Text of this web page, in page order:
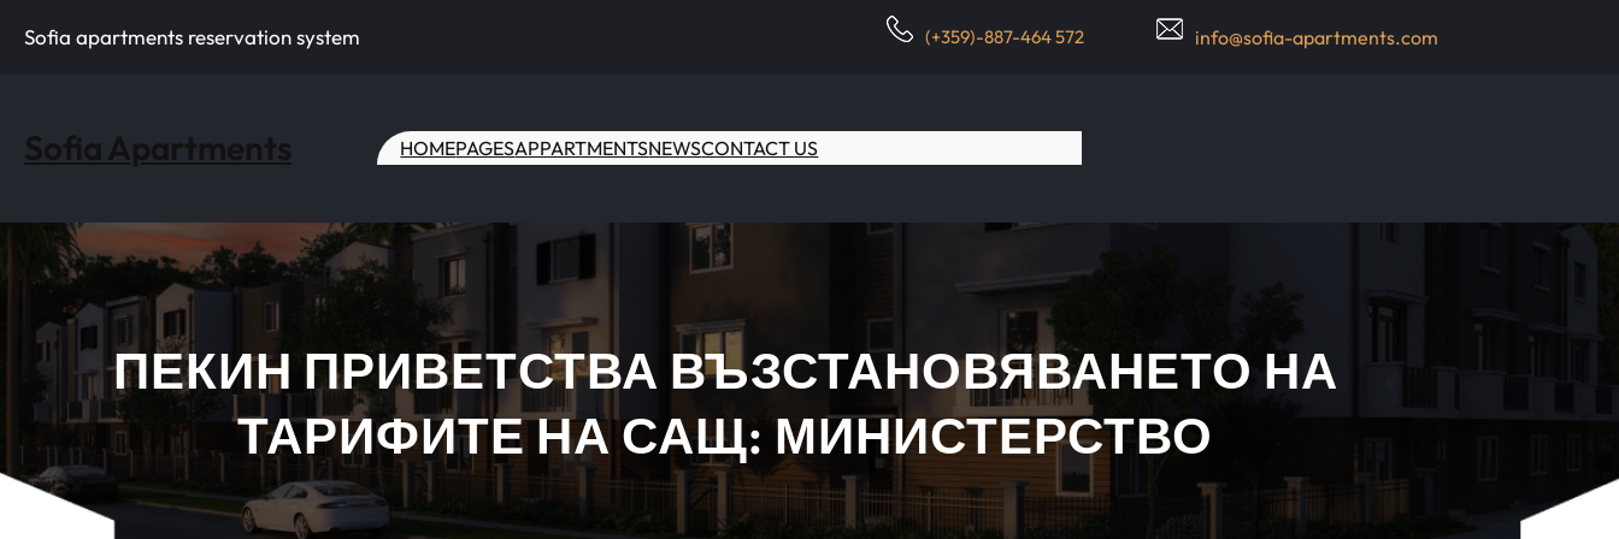
Sofia apartments reservation system (+359)-887-464 572 info@sofia-apartments.com
Sofia Apartments HOMEPAGESAPPARTMENTSNEWSCONTACT US
ПЕКИН ПРИВЕТСТВА ВЪЗСТАНОВЯВАНЕТО НА
ТАРИФИТЕ НА САЩ: МИНИСТЕРСТВО